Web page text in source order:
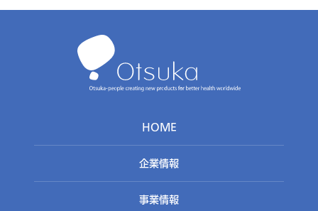
HOME
企業情報
事業情報